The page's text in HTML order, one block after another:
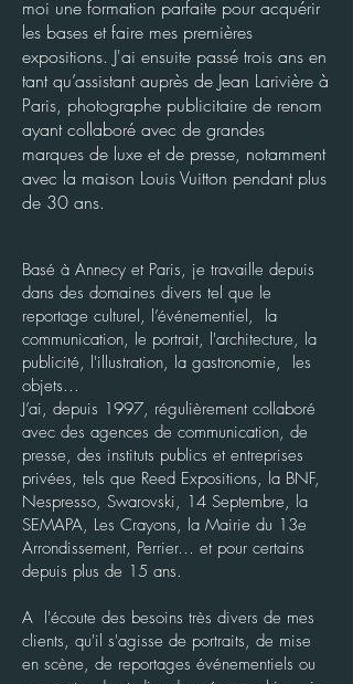
moi une formation parfaite pour acquérir
les bases et faire mes premières
expositions. J'ai ensuite passé trois ans en
tant qu’assistant auprès de Jean Larivière à
Paris, photographe publicitaire de renom
ayant collaboré avec de grandes
marques de luxe et de presse, notamment
avec la maison Louis Vuitton pendant plus
de 30 ans.​
​Basé à Annecy et Paris, je travaille depuis
dans des domaines divers tel que le
reportage culturel, l’événementiel, la
communication, le portrait, l'architecture, la
publicité, l'illustration, la gastronomie, les
objets...
J’ai, depuis 1997, régulièrement collaboré
avec des agences de communication, de
presse, des instituts publics et entreprises
privées, tels que Reed Expositions, la BNF,
Nespresso, Swarovski, 14 Septembre, la
SEMAPA, Les Crayons, la Mairie du 13e
Arrondissement, Perrier… et pour certains
depuis plus de 15 ans.
A l'écoute des besoins très divers de mes
clients, qu'il s'agisse de portraits, de mise
en scène, de reportages événementiels ou